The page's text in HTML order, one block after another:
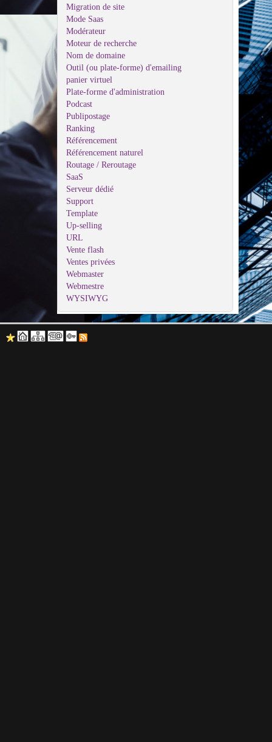
Migration de site
Mode Saas
Modérateur
Moteur de recherche
Nom de domaine
Outil (ou plate-forme) d'emailing
panier virtuel
Plate-forme d'administration
Podcast
Publipostage
Ranking
Référencement
Référencement naturel
Routage / Reroutage
SaaS
Serveur dédié
Support
Template
Up-selling
URL
Vente flash
Ventes privées
Webmaster
Webmestre
WYSIWYG